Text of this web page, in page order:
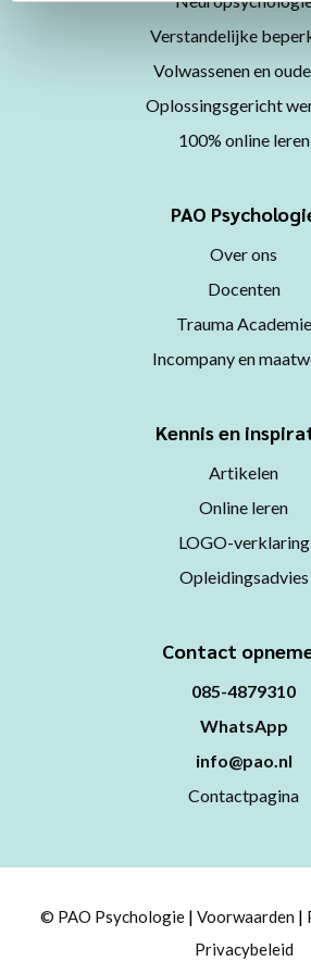
Verstandelijke
Volwassenen en
Oplossingsgericht
100% online leren
PAO
Over ons
Docenten
Trauma Academie
Incompany en
Kennis en
Artikelen
Online leren
LOGO-verklaring
Opleidingsadvies
Contact
085-4879310
WhatsApp
info@pao.nl
Contactpagina
© PAO Psychologie Voorwaarden
Privacybeleid